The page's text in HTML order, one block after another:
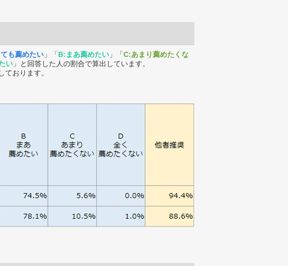
も薦めたい 」「B:まあ薦めたい 」「C:あまり薦めたくな
い 」と回答した人の割合で算出しています。
おります。